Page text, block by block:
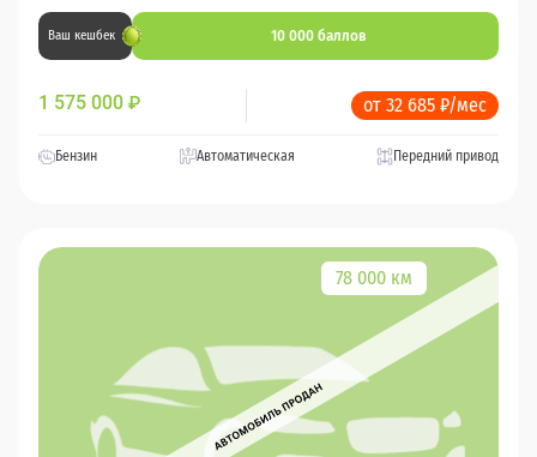
Ваш кешбек 10 000 баллов
1 575 000 ₽ от 32 685 ₽/мес
Бензин Автоматическая Передний привод
78 000 км